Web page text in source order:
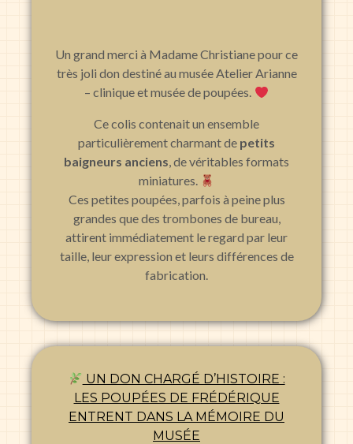
Un grand merci à Madame Christiane pour ce
très joli don destiné au musée Atelier Arianne
– clinique et musée de poupées.
Ce colis contenait un ensemble
particulièrement charmant de petits
baigneurs anciens, de véritables formats
miniatures.
Ces petites poupées, parfois à peine plus
grandes que des trombones de bureau,
attirent immédiatement le regard par leur
taille, leur expression et leurs différences de
fabrication.
UN DON CHARGÉ D’HISTOIRE :
LES POUPÉES DE FRÉDÉRIQUE
ENTRENT DANS LA MÉMOIRE DU
MUSÉE